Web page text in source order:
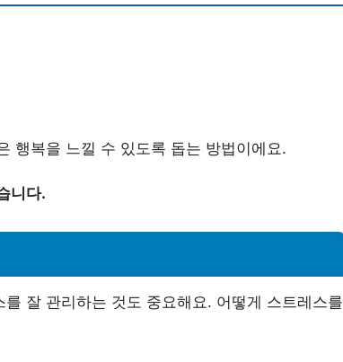
행복을 느낄 수 있도록 돕는 방법이에요.
니다.
잘 관리하는 것도 중요해요. 어떻게 스트레스를